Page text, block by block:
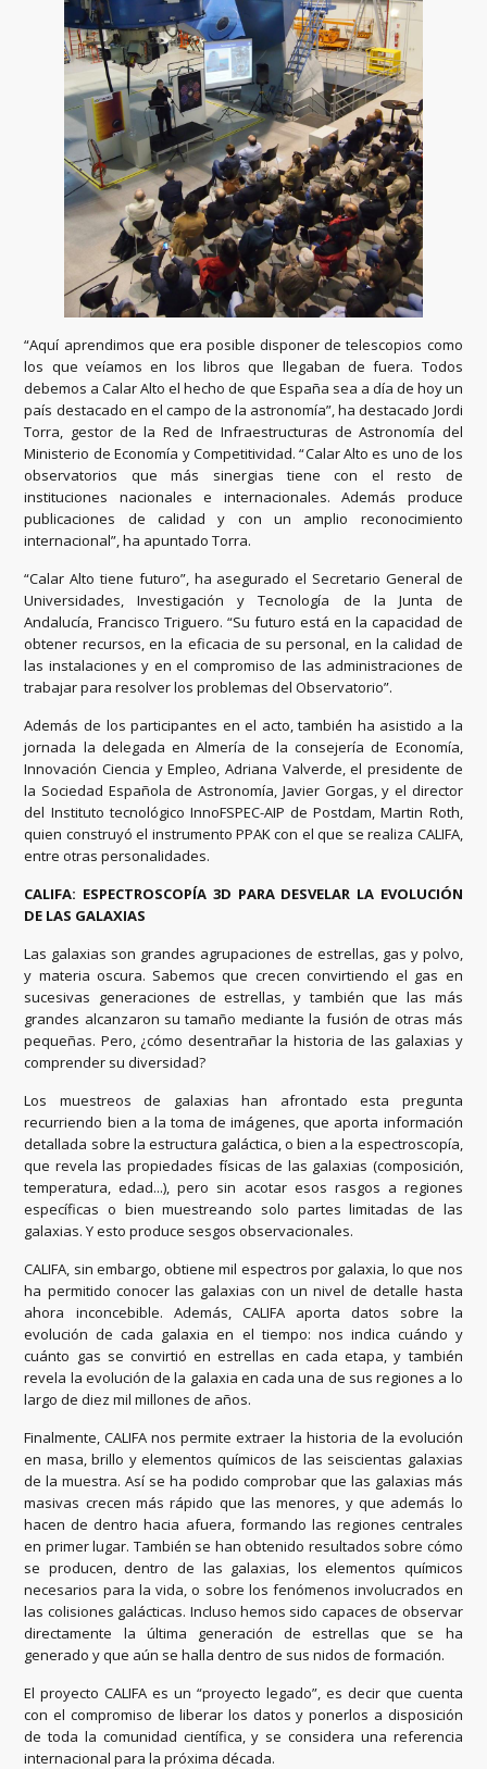
“Aquí aprendimos que era posible disponer de telescopios como
los que veíamos en los libros que llegaban de fuera. Todos
debemos a Calar Alto el hecho de que España sea a día de hoy un
país destacado en el campo de la astronomía”, ha destacado Jordi
Torra, gestor de la Red de Infraestructuras de Astronomía del
Ministerio de Economía y Competitividad. “Calar Alto es uno de los
observatorios que más sinergias tiene con el resto de
instituciones nacionales e internacionales. Además produce
publicaciones de calidad y con un amplio reconocimiento
internacional”, ha apuntado Torra.
“Calar Alto tiene futuro”, ha asegurado el Secretario General de
Universidades, Investigación y Tecnología de la Junta de
Andalucía, Francisco Triguero. “Su futuro está en la capacidad de
obtener recursos, en la eficacia de su personal, en la calidad de
las instalaciones y en el compromiso de las administraciones de
trabajar para resolver los problemas del Observatorio”.
Además de los participantes en el acto, también ha asistido a la
jornada la delegada en Almería de la consejería de Economía,
Innovación Ciencia y Empleo, Adriana Valverde, el presidente de
la Sociedad Española de Astronomía, Javier Gorgas, y el director
del Instituto tecnológico InnoFSPEC-AIP de Postdam, Martin Roth,
quien construyó el instrumento PPAK con el que se realiza CALIFA,
entre otras personalidades.
CALIFA: ESPECTROSCOPÍA 3D PARA DESVELAR LA EVOLUCIÓN
DE LAS GALAXIAS
Las galaxias son grandes agrupaciones de estrellas, gas y polvo,
y materia oscura. Sabemos que crecen convirtiendo el gas en
sucesivas generaciones de estrellas, y también que las más
grandes alcanzaron su tamaño mediante la fusión de otras más
pequeñas. Pero, ¿cómo desentrañar la historia de las galaxias y
comprender su diversidad?
Los muestreos de galaxias han afrontado esta pregunta
recurriendo bien a la toma de imágenes, que aporta información
detallada sobre la estructura galáctica, o bien a la espectroscopía,
que revela las propiedades físicas de las galaxias (composición,
temperatura, edad...), pero sin acotar esos rasgos a regiones
específicas o bien muestreando solo partes limitadas de las
galaxias. Y esto produce sesgos observacionales.
CALIFA, sin embargo, obtiene mil espectros por galaxia, lo que nos
ha permitido conocer las galaxias con un nivel de detalle hasta
ahora inconcebible. Además, CALIFA aporta datos sobre la
evolución de cada galaxia en el tiempo: nos indica cuándo y
cuánto gas se convirtió en estrellas en cada etapa, y también
revela la evolución de la galaxia en cada una de sus regiones a lo
largo de diez mil millones de años.
Finalmente, CALIFA nos permite extraer la historia de la evolución
en masa, brillo y elementos químicos de las seiscientas galaxias
de la muestra. Así se ha podido comprobar que las galaxias más
masivas crecen más rápido que las menores, y que además lo
hacen de dentro hacia afuera, formando las regiones centrales
en primer lugar. También se han obtenido resultados sobre cómo
se producen, dentro de las galaxias, los elementos químicos
necesarios para la vida, o sobre los fenómenos involucrados en
las colisiones galácticas. Incluso hemos sido capaces de observar
directamente la última generación de estrellas que se ha
generado y que aún se halla dentro de sus nidos de formación.
El proyecto CALIFA es un “proyecto legado”, es decir que cuenta
con el compromiso de liberar los datos y ponerlos a disposición
de toda la comunidad científica, y se considera una referencia
internacional para la próxima década.